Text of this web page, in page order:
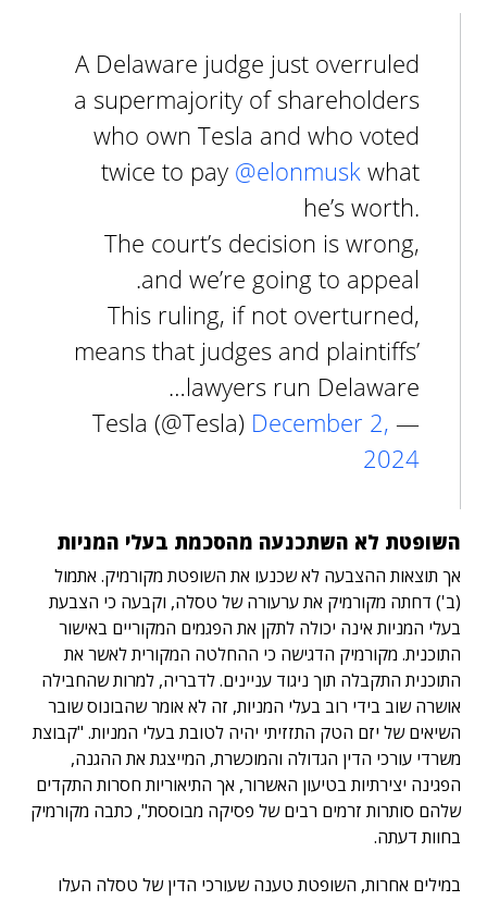
A Delaware judge just overruled
a supermajority of shareholders
who own Tesla and who voted
twice to pay @elonmusk what
he’s worth.
The court’s decision is wrong,
and we’re going to appeal.
This ruling, if not overturned,
means that judges and plaintiffs’
lawyers run Delaware…
— Tesla (@Tesla)
December 2,
2024
השופטת לא השתכנעה מהסכמת בעלי המניות
אך תוצאות ההצבעה לא שכנעו את השופטת מקורמיק. אתמול
(ב') דחתה מקורמיק את ערעורה של טסלה, וקבעה כי הצבעת
בעלי המניות אינה יכולה לתקן את הפגמים המקוריים באישור
התוכנית. מקורמיק הדגישה כי ההחלטה המקורית לאשר את
התוכנית התקבלה תוך ניגוד עניינים. לדבריה, למרות שהחבילה
אושרה שוב בידי רוב בעלי המניות, זה לא אומר שהבונוס שובר
השיאים של יזם הטק התזזיתי יהיה לטובת בעלי המניות. "קבוצת
משרדי עורכי הדין הגדולה והמוכשרת, המייצגת את ההגנה,
הפגינה יצירתיות בטיעון האשרור, אך התיאוריות חסרות התקדים
שלהם סותרות זרמים רבים של פסיקה מבוססת", כתבה מקורמיק
בחוות דעתה.
במילים אחרות, השופטת טענה שעורכי הדין של טסלה העלו